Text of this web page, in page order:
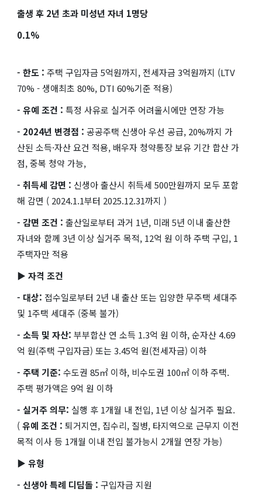
출생 후 2년 초과 미성년 자녀 1명당
0.1%
- 한도 : 주택 구입자금 5억원까지, 전세자금 3억원까지 (LTV
70% - 생애최초 80%, DTI 60%기준 적용)
- 유예 조건 : 특정 사유로 실거주 어려울시에만 연장 가능
- 2024년 변경점 : 공공주택 신생아 우선 공급, 20%까지 가
산된 소득·자산 요건 적용, 배우자 청약통장 보유 기간 합산 가
점, 중복 청약 가능,
- 취득세 감면 : 신생아 출산시 취득세 500만원까지 모두 포함
해 감면 ( 2024.1.1부터 2025.12.31까지 )
- 감면 조건 : 출산일로부터 과거 1년, 미래 5년 이내 출산한
자녀와 함께 3년 이상 실거주 목적, 12억 원 이하 주택 구입, 1
주택자만 적용
▶ 자격 조건
- 대상: 접수일로부터 2년 내 출산 또는 입양한 무주택 세대주
및 1주택 세대주 (중복 불가)
- 소득 및 자산: 부부합산 연 소득 1.3억 원 이하, 순자산 4.69
억 원(주택 구입자금) 또는 3.45억 원(전세자금) 이하
- 주택 기준: 수도권 85㎡ 이하, 비수도권 100㎡ 이하 주택.
주택 평가액은 9억 원 이하
- 실거주 의무: 실행 후 1개월 내 전입, 1년 이상 실거주 필요.
(유예 조건 : 퇴거지연, 집수리, 질병, 타지역으로 근무지 이전
목적 이사 등 1개월 이내 전입 불가능시 2개월 연장 가능)
▶ 유형
- 신생아 특례 디딤돌 : 구입자금 지원